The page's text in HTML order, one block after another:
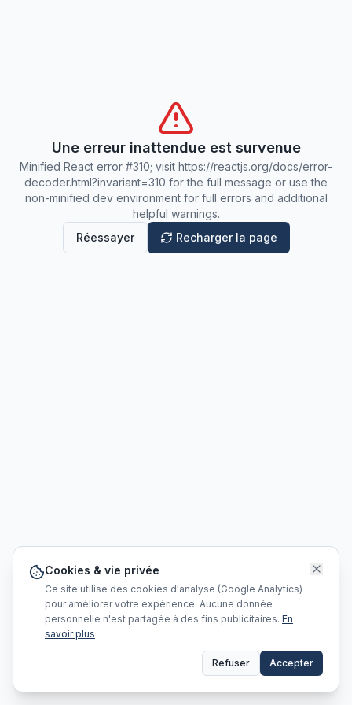
Une erreur inattendue est survenue
Minified React error #310; visit https://reactjs.org/docs/error-
decoder.html?invariant=310 for the full message or use the
non-minified dev environment for full errors and additional
helpful warnings.
Réessayer
Recharger la page
Cookies & vie privée
Ce site utilise des cookies d'analyse (Google Analytics)
pour améliorer votre expérience. Aucune donnée
personnelle n'est partagée à des fins publicitaires. En
savoir plus
Refuser Accepter